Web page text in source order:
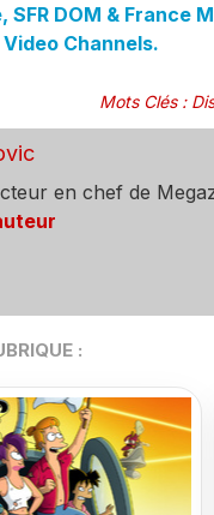
SFR DOM & France
Channels.
Mots Clés:
en chef de
: